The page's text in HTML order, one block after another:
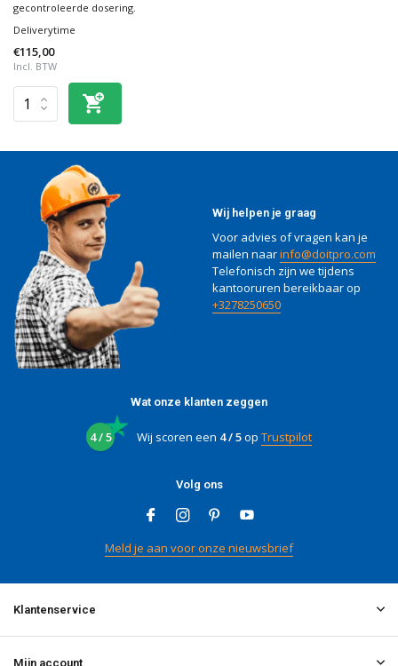
gecontroleerde dosering.
Deliverytime
€115,00
Incl. BTW
Wij helpen je graag
Voor advies of vragen kan je
mailen naarinfo@doitpro.com
Telefonisch zijn we tijdens
kantooruren bereikbaar op
+3278250650
Wat onze klanten zeggen
4 / 5 Wij scoren een 4 / 5op Trustpilot
Volg ons
Meld je aan voor onze nieuwsbrief
Klantenservice
Mijn account